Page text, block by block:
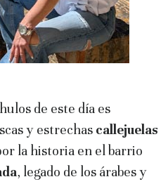
de este día es
y estrechas callejuelas
la historia en el barrio
, legado de los árabes y